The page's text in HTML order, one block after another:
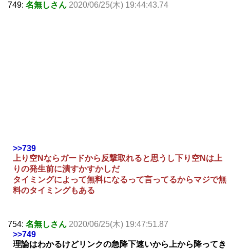
749: 名無しさん 2020/06/25(木) 19:44:43.74
>>739
上り空Nならガードから反撃取れると思うし下り空Nは上
りの発生前に潰すかすかしだ
タイミングによって無料になるって言ってるからマジで無
料のタイミングもある
754: 名無しさん 2020/06/25(木) 19:47:51.87
>>749
理論はわかるけどリンクの急降下速いから上から降ってき